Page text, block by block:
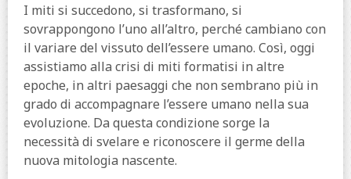
I miti si succedono, si trasformano, si
sovrappongono l’uno all’altro, perché cambiano con
il variare del vissuto dell’essere umano. Così, oggi
assistiamo alla crisi di miti formatisi in altre
epoche, in altri paesaggi che non sembrano più in
grado di accompagnare l’essere umano nella sua
evoluzione. Da questa condizione sorge la
necessità di svelare e riconoscere il germe della
nuova mitologia nascente.